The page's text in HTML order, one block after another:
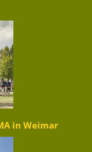
in Weimar